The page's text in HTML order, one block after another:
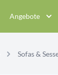
Angebote
Sofas &